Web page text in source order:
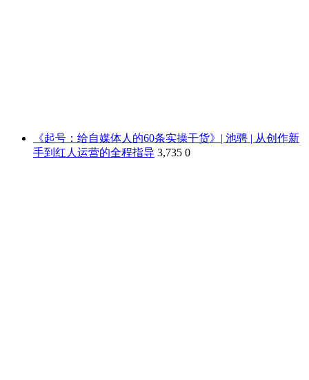
《起号：给自媒体人的60条实操干货》| 池骋 | 从创作新
手到红人运营的全程指导 3,735 0